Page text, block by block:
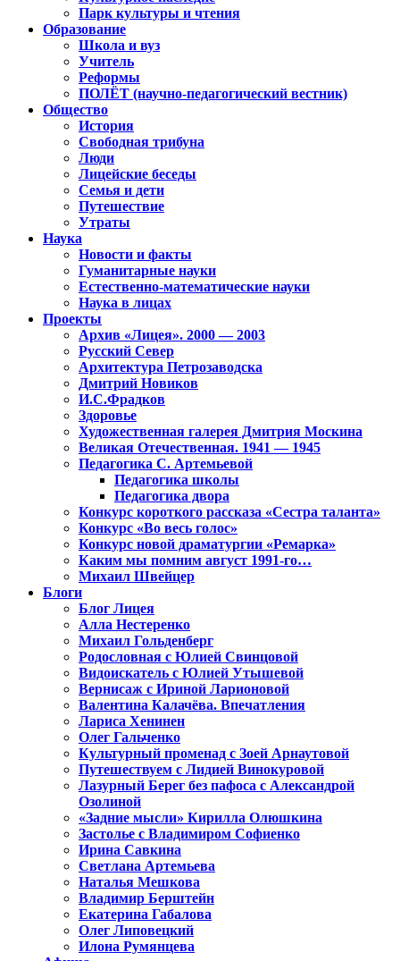
Парк культуры и чтения
Образование
Школа и вуз
Учитель
Реформы
ПОЛЁТ (научно-педагогический вестник)
Общество
История
Свободная трибуна
Люди
Лицейские беседы
Семья и дети
Путешествие
Утраты
Наука
Новости и факты
Гуманитарные науки
Естественно-математические науки
Наука в лицах
Проекты
Архив «Лицея». 2000 — 2003
Русский Север
Архитектура Петрозаводска
Дмитрий Новиков
И.С.Фрадков
Здоровье
Художественная галерея Дмитрия Москина
Великая Отечественная. 1941 — 1945
Педагогика С. Артемьевой
Педагогика школы
Педагогика двора
Конкурс короткого рассказа «Сестра таланта»
Конкурс «Во весь голос»
Конкурс новой драматургии «Ремарка»
Каким мы помним август 1991-го…
Михаил Швейцер
Блоги
Блог Лицея
Алла Нестеренко
Михаил Гольденберг
Родословная с Юлией Свинцовой
Видоискатель с Юлией Утышевой
Вернисаж с Ириной Ларионовой
Валентина Калачёва. Впечатления
Лариса Хенинен
Олег Гальченко
Культурный променад с Зоей Арнаутовой
Путешествуем с Лидией Винокуровой
Лазурный Берег без пафоса с Александрой
Озолиной
«Задние мысли» Кирилла Олюшкина
Застолье с Владимиром Софиенко
Ирина Савкина
Светлана Артемьева
Наталья Мешкова
Владимир Берштейн
Екатерина Габалова
Олег Липовецкий
Илона Румянцева